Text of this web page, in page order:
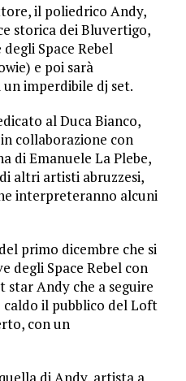
il poliedrico Andy,
storica dei Bluvertigo,
Space Rebel
e poi sarà
imperdibile dj set.
al Duca Bianco,
collaborazione con
di Emanuele La Plebe,
altri artisti abruzzesi,
interpreteranno alcuni
primo dicembre che si
degli Space Rebel con
star Andy che a seguire
il pubblico del Loft
con un
di Andy, artista a